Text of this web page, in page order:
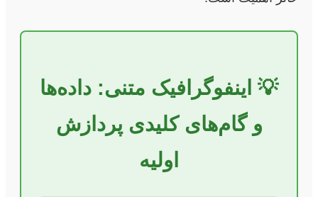
💡 اینفوگرافیک متنی: داده‌ها
و گام‌های کلیدی پردازش
اولیه